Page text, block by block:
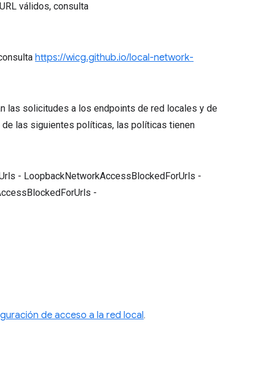
válidos, consulta
https://wicg.github.io/local-network-
las solicitudes a los endpoints de red locales y de
las siguientes políticas, las políticas tienen
- LoopbackNetworkAccessBlockedForUrls -
-
de acceso a la red local.